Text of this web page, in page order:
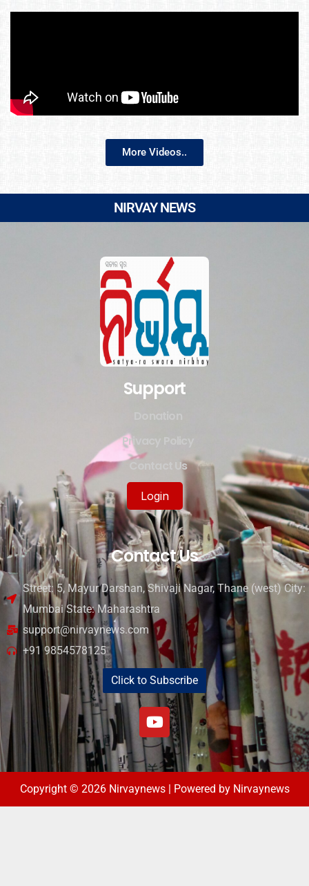
More Videos..
NIRVAY NEWS
Support
Privacy Policy
Contact Us
Login
Contact Us
Street: 5, Mayur Darshan, Shivaji Nagar, Thane (west) City:
Mumbai State: Maharashtra
support@nirvaynews.com
+91 9854578125
Click to Subscribe
Copyright © 2026 Nirvaynews | Powered by Nirvaynews